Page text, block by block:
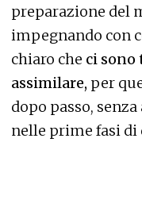
preparazione del
impegnando con
chiaro che ci sono
assimilare, per
dopo passo,
nelle prime fasi di